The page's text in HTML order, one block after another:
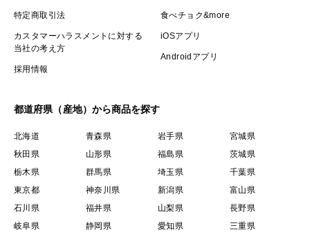
特定商取引法
カスタマーハラスメントに対する
当社の考え方
採用情報
食べチョク&more
iOSアプリ
Androidアプリ
都道府県（産地）から商品を探す
北海道 青森県 岩手県
宮城県
秋田県
山形県 福島県
茨城県
栃木県
群馬県 埼玉県
千葉県
東京都
神奈川県 新潟県
富山県
石川県
福井県 山梨県
長野県
岐阜県
静岡県 愛知県
三重県